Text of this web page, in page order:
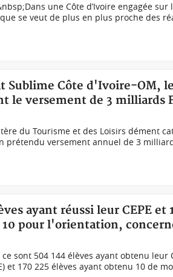
une Côte d’Ivoire engagée sur
se veut de plus en plus proche des
Sublime Côte d'Ivoire-OM,
versement de 3 milliards
du Tourisme et des Loisirs dément
versement annuel de 3
ayant réussi leur CEPE et
pour l'orientation,
sont 504 144 élèves ayant obtenu leur
et 170 225 élèves ayant obtenu 10 de